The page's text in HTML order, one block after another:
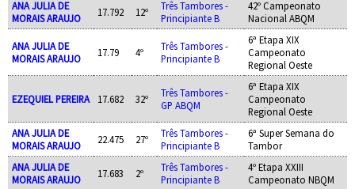
ANA JULIA DE
MORAIS ARAUJO
17.792 12º
Três Tambores -
Principiante B
42º Campeonato
Nacional ABQM
ANA JULIA DE
MORAIS ARAUJO
17.79 4º
Três Tambores -
Principiante B
6ª Etapa XIX
Campeonato
Regional Oeste
EZEQUIEL PEREIRA 17.682 32º
Três Tambores -
GP ABQM
6ª Etapa XIX
Campeonato
Regional Oeste
ANA JULIA DE
MORAIS ARAUJO
22.475 27º
Três Tambores -
Principiante B
6ª Super Semana do
Tambor
ANA JULIA DE
MORAIS ARAUJO
17.683 2º
Três Tambores -
Principiante B
4º Etapa XXIII
Campeonato NBQM